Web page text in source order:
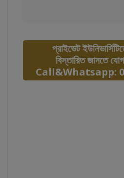
প্রাইভেট
বিস্তারিত জানতে
Call&Whatsapp: